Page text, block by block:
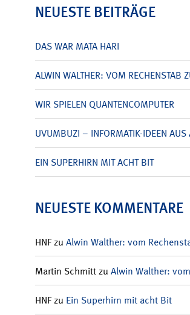
NEUESTE BEITRÄGE
DAS WAR MATA HARI
ALWIN WALTHER: VOM RECHENSTAB
WIR SPIELEN QUANTENCOMPUTER
UVUMBUZI – INFORMATIK-IDEEN AUS
EIN SUPERHIRN MIT ACHT BIT
NEUESTE KOMMENTARE
HNFzu Alwin Walther: vom
Martin Schmittzu Alwin Walther:
HNFzu Ein Superhirn mit acht Bit